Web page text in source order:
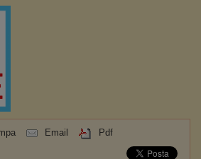
Email Pdf